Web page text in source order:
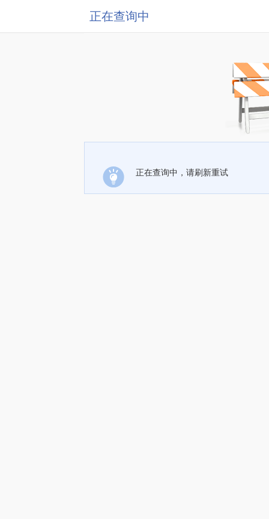
正在查询中
正在查询中，请刷新重试